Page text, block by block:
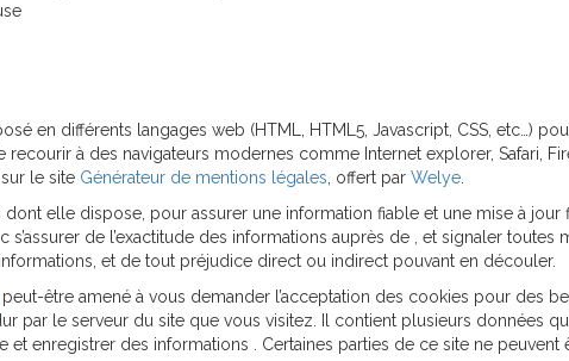
en différents langages web (HTML, HTML5, Javascript, CSS, etc…)
à des navigateurs modernes comme Internet explorer, Safari,
le site Générateur de mentions légales , offert par Welye
elle dispose, pour assurer une information fiable et une mise à jour
s’assurer de l’exactitude des informations auprès de , et signaler toutes
et de tout préjudice direct ou indirect pouvant en découler.
peut-être amené à vous demander l’acceptation des cookies pour des
par le serveur du site que vous visitez. Il contient plusieurs données
enregistrer des informations . Certaines parties de ce site ne peuvent